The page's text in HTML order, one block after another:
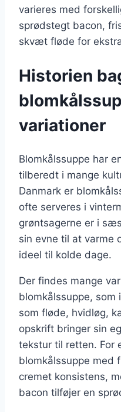
varieres med
sprødstegt bacon,
skvæt fløde for
Historien
variationer
Blomkålssuppe har
tilberedt i mange
Danmark er
ofte serveres i
grøntsagerne er i
sin evne til at varme
ideel til kolde dage.
Der findes mange
blomkålssuppe, som
som fløde, hvidløg,
opskrift bringer sin
tekstur til retten. For
blomkålssuppe med
cremet konsistens,
bacon tilføjer en